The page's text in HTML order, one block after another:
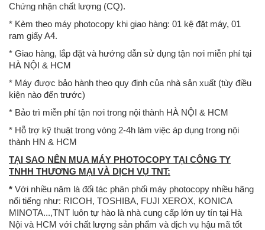
Chứng nhận chất lượng (CQ).
* Kèm theo máy photocopy khi giao hàng: 01 kệ đặt máy, 01
ram giấy A4.
* Giao hàng, lắp đặt và hướng dẫn sử dụng tận nơi miễn phí tại
HÀ NỘI & HCM
* Máy được bảo hành theo quy định của nhà sản xuất (tùy điều
kiện nào đến trước)
* Bảo trì miễn phí tận nơi trong nội thành HÀ NỘI & HCM
* Hỗ trợ kỹ thuật trong vòng 2-4h làm việc áp dụng trong nội
thành HN & HCM
TẠI SAO NÊN MUA MÁY PHOTOCOPY TẠI CÔNG TY
TNHH THƯƠNG MẠI VÀ DỊCH VỤ TNT:
* Với nhiều năm là đối tác phân phối máy photocopy nhiều hãng
nổi tiếng như: RICOH, TOSHIBA, FUJI XEROX, KONICA
MINOTA...,TNT luôn tự hào là nhà cung cấp lớn uy tín tại Hà
Nội và HCM với chất lượng sản phẩm và dịch vụ hậu mã tốt